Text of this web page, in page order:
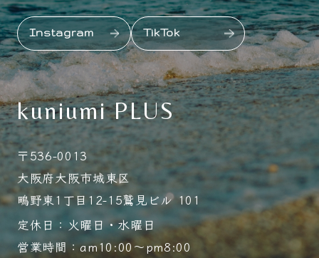
Instagram TikTok
kuniumi PLUS
〒536-0013
大阪府大阪市城東区
鴫野東1丁目12-15鷲見ビル 101
定休日：火曜日・水曜日
営業時間：am10:00～pm8:00